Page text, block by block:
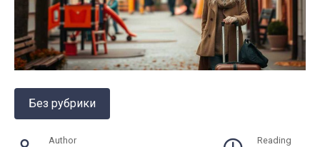
Без рубрики
Author Reading